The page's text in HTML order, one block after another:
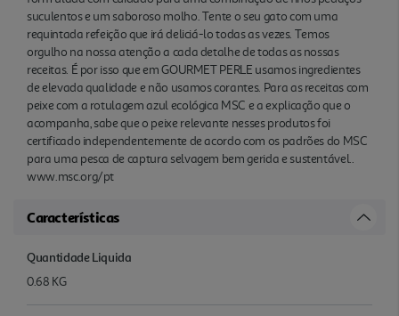
suculentos e um saboroso molho. Tente o seu gato com uma
requintada refeição que irá deliciá-lo todas as vezes. Temos
orgulho na nossa atenção a cada detalhe de todas as nossas
receitas. É por isso que em GOURMET PERLE usamos ingredientes
de elevada qualidade e não usamos corantes. Para as receitas com
peixe com a rotulagem azul ecológica MSC e a explicação que o
acompanha, sabe que o peixe relevante nesses produtos foi
certificado independentemente de acordo com os padrões do MSC
para uma pesca de captura selvagem bem gerida e sustentável..
www.msc.org/pt
Características
Quantidade Liquida
0.68 KG